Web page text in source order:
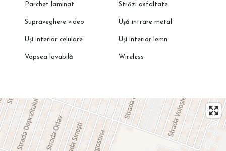
Parchet laminat Străzi asfaltate
Supraveghere video Ușă intrare metal
Uși interior celulare Uși interior lemn
Vopsea lavabilă Wireless